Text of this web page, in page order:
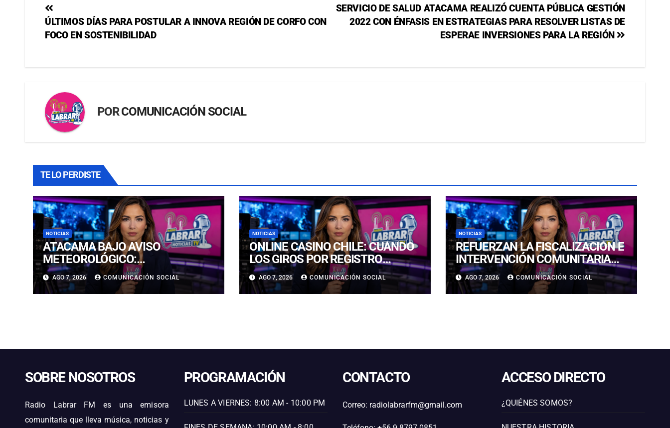
SERVICIO DE SALUD ATACAMA REALIZÓ CUENTA PÚBLICA GESTIÓN
2022 CON ÉNFASIS EN ESTRATEGIAS PARA RESOLVER LISTAS DE
ESPERAE INVERSIONES PARA LA REGIÓN
ÚLTIMOS DÍAS PARA POSTULAR A INNOVA REGIÓN DE CORFO CON
FOCO EN SOSTENIBILIDAD
PORCOMUNICACIÓN SOCIAL
TE LO PERDISTE
NOTICIAS
ATACAMA BAJO AVISO
METEOROLÓGICO:
PRONOSTICAN LLUVIAS E
ISOTERMA CERO ALTA EN
PRECORDILLERA Y CORDILLERA
AGO 7, 2026 COMUNICACIÓN SOCIAL
NOTICIAS
ONLINE CASINO CHILE: CUÁNDO
LOS GIROS POR REGISTRO
REALMENTE SIRVEN
AGO 7, 2026 COMUNICACIÓN SOCIAL
NOTICIAS
REFUERZAN LA FISCALIZACIÓN E
INTERVENCIÓN COMUNITARIA
CON OPERATIVO CONJUNTO EN
CALDERA
AGO 7, 2026 COMUNICACIÓN SOCIAL
SOBRE NOSOTROS
Radio Labrar FM es una emisora
comunitaria que lleva música, noticias y
PROGRAMACIÓN
LUNES A VIERNES: 8:00 AM - 10:00 PM
CONTACTO
Correo: radiolabrarfm@gmail.com
ACCESO DIRECTO
¿QUIÉNES SOMOS?